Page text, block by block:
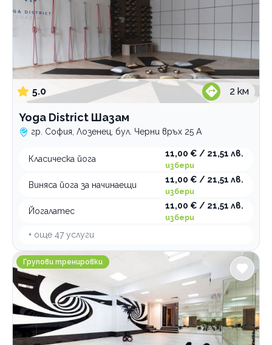
5.0 2 км
Yoga District Шазам
гр. София, Лозенец, бул. Черни връх 25 А
Класическа йога
11,00 € / 21,51 лв.
избери
Виняса йога за начинаещи
11,00 € / 21,51 лв.
избери
Йогалатес
11,00 € / 21,51 лв.
избери
+ още 47 услуги
Спортен клуб Феникс
Групови тренировки